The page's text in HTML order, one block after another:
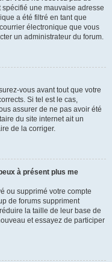
une mauvaise adresse
a été filtré en tant que
électronique que vous
un administrateur du forum.
vous avant tout que votre
Si tel est le cas,
assurer de ne pas avoir été
du site internet ait un
de la corriger.
à présent plus me
ou supprimé votre compte
de forums suppriment
la taille de leur base de
et essayez de participer